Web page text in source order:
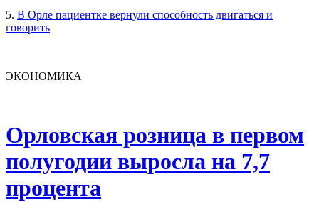
5. В Орле пациентке вернули способность двигаться и
говорить
ЭКОНОМИКА
Орловская розница в первом
полугодии выросла на 7,7
процента